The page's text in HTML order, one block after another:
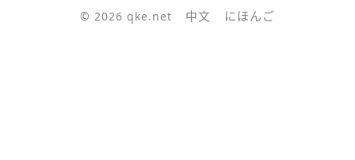
© 2026 qke.net 中文 にほんご